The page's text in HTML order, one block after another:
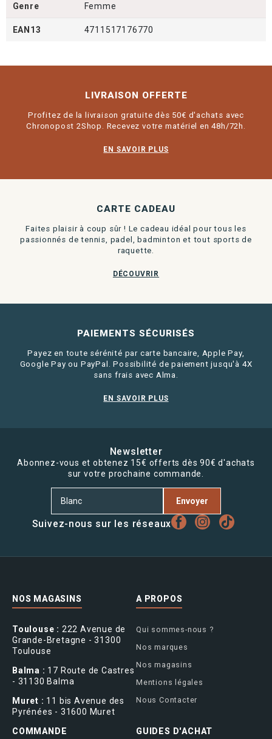
Genre Femme
EAN13 4711517176770
LIVRAISON OFFERTE
Profitez de la livraison gratuite dès 50€ d'achats avec
Chronopost 2Shop. Recevez votre matériel en 48h/72h.
EN SAVOIR PLUS
CARTE CADEAU
Faites plaisir à coup sûr ! Le cadeau idéal pour tous les
passionnés de tennis, padel, badminton et tout sports de
raquette.
DÉCOUVRIR
PAIEMENTS SÉCURISÉS
Payez en toute sérénité par carte bancaire, Apple Pay,
Google Pay ou PayPal. Possibilité de paiement jusqu'à 4X
sans frais avec Alma.
EN SAVOIR PLUS
Newsletter
Abonnez-vous et obtenez 15€ offerts dès 90€ d'achats
sur votre prochaine commande.
Envoyer
Suivez-nous sur les réseaux
NOS MAGASINS
Toulouse : 222 Avenue de
Grande-Bretagne - 31300
Toulouse
Balma : 17 Route de Castres
- 31130 Balma
Muret : 11 bis Avenue des
Pyrénées - 31600 Muret
A PROPOS
Qui sommes-nous ?
Nos marques
Nos magasins
Mentions légales
Nous Contacter
COMMANDE GUIDES D'ACHAT